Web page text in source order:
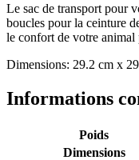
Le sac de transport pour
boucles pour la ceinture
le confort de votre animal
Dimensions: 29.2 cm x
Informations
Poids
Dimensions